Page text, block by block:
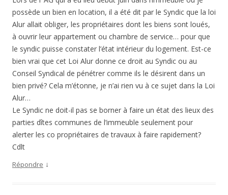
possède un bien en location, il a été dit par le Syndic que la loi
Alur allait obliger, les propriétaires dont les biens sont loués,
à ouvrir leur appartement ou chambre de service… pour que
le syndic puisse constater l’état intérieur du logement. Est-ce
bien vrai que cet Loi Alur donne ce droit au Syndic ou au
Conseil Syndical de pénétrer comme ils le désirent dans un
bien privé? Cela m’étonne, je n’ai rien vu à ce sujet dans la Loi
Alur…
Le Syndic ne doit-il pas se borner à faire un état des lieux des
parties dîtes communes de l’immeuble seulement pour
alerter les co propriétaires de travaux à faire rapidement?
Cdlt
Répondre ↓